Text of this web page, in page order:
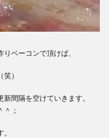
ベーコンで頂けば、
）
間隔を空けていきます。
＾；